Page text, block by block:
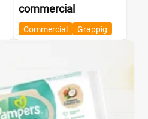
commercial
Commercial Grappig